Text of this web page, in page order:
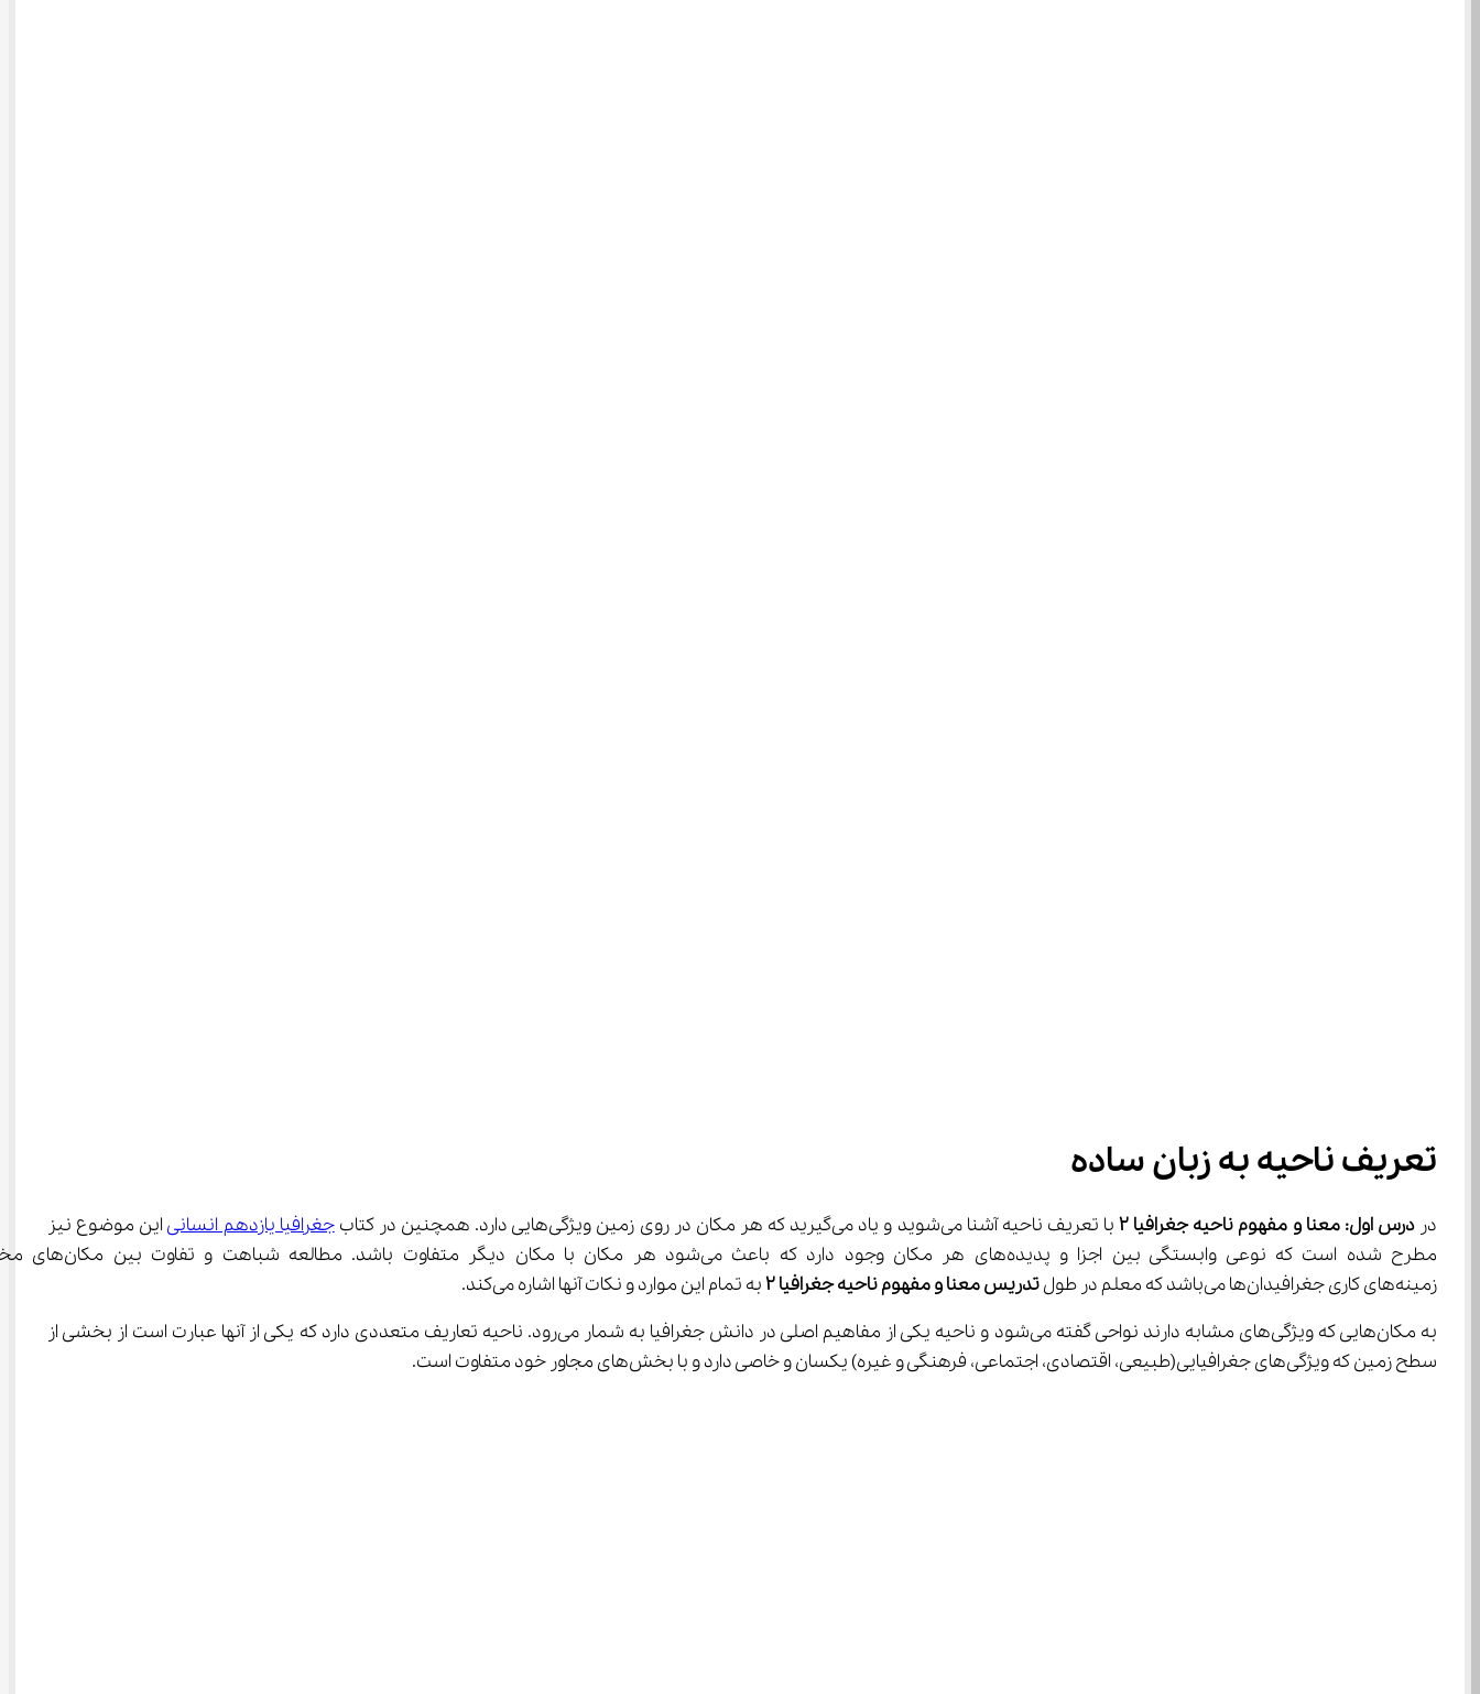
تعریف ناحیه به زبان ساده
در درس اول: معنا و مفهوم ناحیه جغرافیا ۲ با تعریف ناحیه آشنا می‌شوید و یاد می‌گیرید که هر مکان در روی زمین ویژگی‌هایی دارد. همچنین در کتاب جغرافیا یازدهم انسانی این موضوع نیز
مطرح شده است که نوعی وابستگی بین اجزا و پدیده‌های هر مکان
زمینه‌های کاری جغرافیدان‌ها می‌باشد که معلم در طول
تدریس معنا و مفهوم ناحیهجغرافیا۲ به تمام این موارد و نکات آنها اشاره می‌کند.
به مکان‌هایی که ویژگی‌های مشابه دارند نواحی گفته می‌شود و ناحیه یکی از مفاهیم اصلی در دانش جغرافیا به شمار می‌رود. ناحیه تعاریف متعددی دارد که یکی از آنها عبارت است از بخشی از
سطح زمین که ویژگی‌های جغرافیایی(طبیعی، اقتصادی، اجتماعی، فرهنگی و غیره) یکسان و خاصی دارد و با بخش‌های مجاور خود متفاوت است.